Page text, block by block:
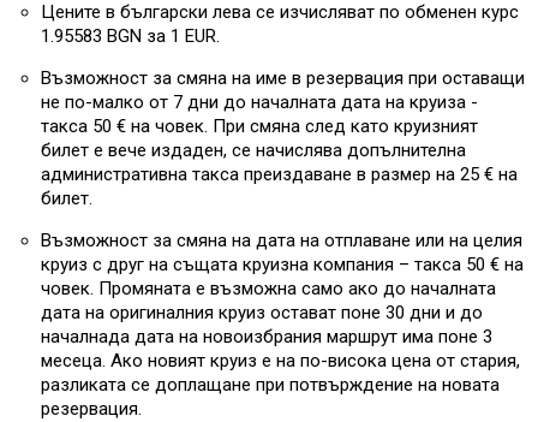
Цените в български лева се изчисляват по обменен курс
1.95583 BGN за 1 EUR.
Възможност за смяна на име в резервация при оставащи
не по-малко от 7 дни до началната дата на круиза -
такса 50 € на човек. При смяна след като круизният
билет е вече издаден, се начислява допълнителна
административна такса преиздаване в размер на 25 € на
билет.
Възможност за смяна на дата на отплаване или на целия
круиз с друг на същата круизна компания – такса 50 € на
човек. Промяната е възможна само ако до началната
дата на оригиналния круиз остават поне 30 дни и до
началнада дата на новоизбрания маршрут има поне 3
месеца. Ако новият круиз е на по-висока цена от стария,
разликата се доплащане при потвърждение на новата
резервация.